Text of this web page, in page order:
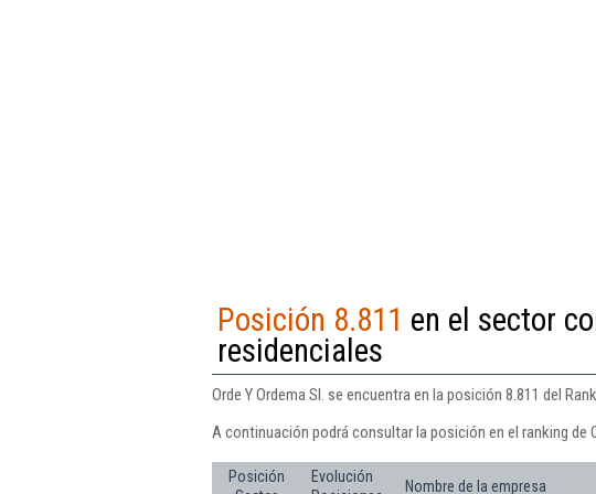
Posición 8.811 en el sector
residenciales
Orde Y Ordema Sl. se encuentra en la posición 8.811 del
A continuación podrá consultar la posición en el ranking de
Posición
Evolución
Nombre de la empresa